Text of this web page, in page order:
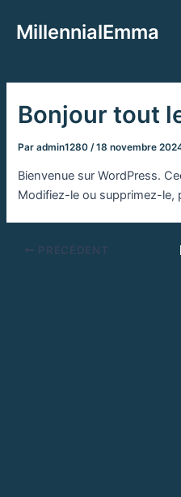
MillennialEmma
Bonjour tout
Paradmin1280 /18 novembre
Bienvenue sur WordPress.
Modifiez-le ou supprimez-le,
PRÉCÉDENT